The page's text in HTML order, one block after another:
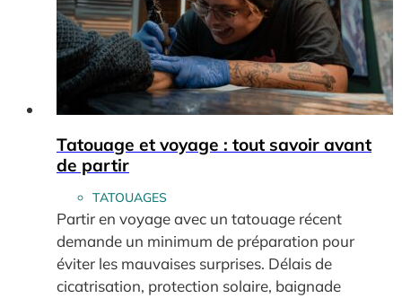
Tatouage et voyage : tout savoir avant
de partir
TATOUAGES
Partir en voyage avec un tatouage récent
demande un minimum de préparation pour
éviter les mauvaises surprises. Délais de
cicatrisation, protection solaire, baignade